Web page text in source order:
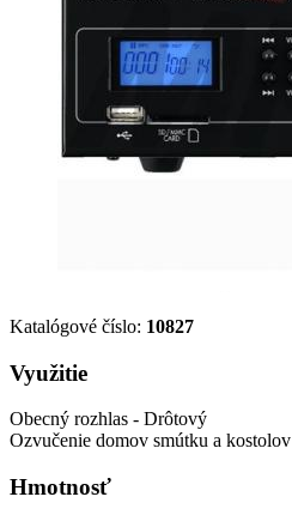
Katalógové číslo: 10827
Využitie
Obecný rozhlas - Drôtový
Ozvučenie domov smútku a kostolov
Hmotnosť